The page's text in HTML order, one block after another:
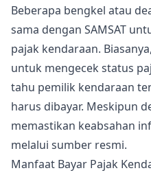
Beberapa bengkel atau
sama dengan SAMSAT
pajak kendaraan.
untuk mengecek status
tahu pemilik kendaraan
harus dibayar. Meskipun
memastikan keabsahan
melalui sumber resmi.
Manfaat Bayar Pajak